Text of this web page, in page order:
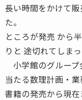
長い時間をかけて
た。
ところが発売 から
りと 途切れてしまっ
小学館のグループ
当たる数理計画・
書籍の発売から現